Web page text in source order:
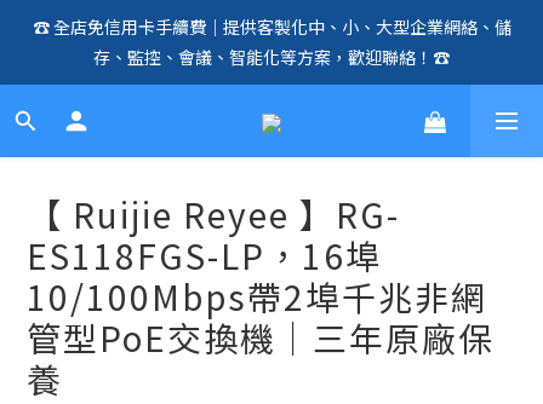
🛍️  全店免信用卡手續費、購物滿 HK$1000，即享免運優惠！
（SSD、HDD、UPS 除外）🛍️
☎️ 全店免信用卡手續費｜提供客製化中、小、大型企業網絡、儲
存、監控、會議、智能化等方案，歡迎聯絡！☎️
🛍️  全店免信用卡手續費、購物滿 HK$1000，即享免運優惠！
【 Ruijie Reyee 】RG-
ES118FGS-LP，16埠
10/100Mbps帶2埠千兆非網
管型PoE交換機｜三年原廠保
養